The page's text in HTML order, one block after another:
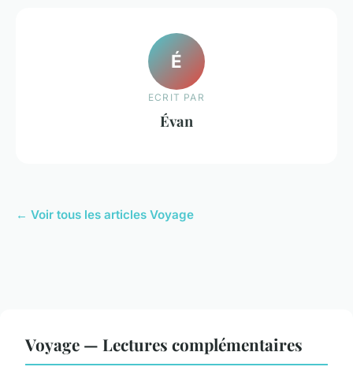
É
ECRIT PAR
Évan
← Voir tous les articles Voyage
Voyage — Lectures complémentaires